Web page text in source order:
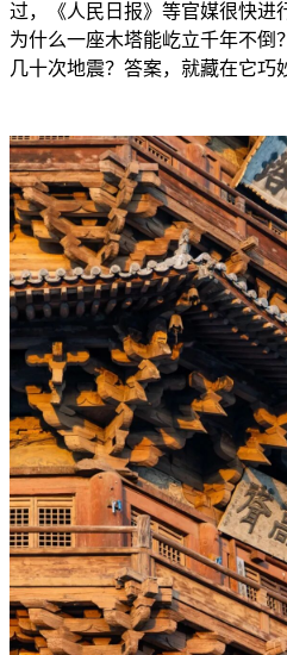
过，《人民日报》等官媒很快
为什么一座木塔能屹立千年不倒
几十次地震？答案，就藏在它巧